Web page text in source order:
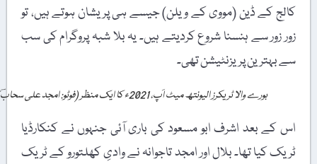
کالج کے ڈین (مووی کے ویلن) جیسے ہی پریشان ہوتے ہیں، تو
زور زور سے ہنسنا شروع کردیتے ہیں۔ یہ بلا شبہ پروگرام کی سب
سے بہترین پریزنٹیشن تھی۔
بورے والا ٹریکرز الیونتھ میٹ اَپ، 2021ء کا ایک منظر (فوٹو: امجد علی سحابؔ)
اس کے بعد اشرف ابو مسعود کی باری آئی جنہوں نے کنکارڈیا
ٹریک کیا تھا۔ بلال اور امجد تاجوانہ نے وادیِ کھلتورو کے ٹریک